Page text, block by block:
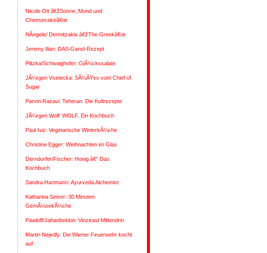
Nicole Ott â€žSonne, Mond und
Cheesecakeâ€œ
NÃ¤gele/ Dermitzakis â€žThe Greekâ€œ
Jeremy Ilian: DAS Gansl-Rezept
Plitzka/Schwaighofer: GlÃ¼ckssalate
JÃ¼rgen Vsetecka: SÃ¼ÃŸes vom Chief of
Sugar
Parvin Razavi: Teheran. Die Kultrezepte
JÃ¼rgen Wolf: WOLF. Ein Kochbuch
Paul Ivic: Vegetarische WinterkÃ¼che
Christine Egger: Weihnachten im Glas
Derndorfer/Fischer: Honig â€“ Das
Kochbuch
Sandra Hartmann: Ayurveda Alchemist
Katharina Seiser: 30 Minuten
GemÃ¼sekÃ¼che
Pawloff/Jahanbekloo: Vinzirast Mittendrin
Martin Nejedly: Die Wiener Feuerwehr kocht
auf